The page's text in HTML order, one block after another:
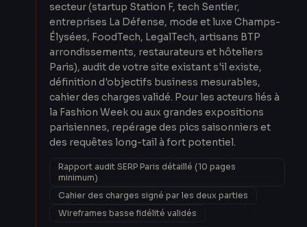
secteur (startup Station F, tech Sentier,
entreprises La Défense, mode et luxe Champs-
Élysées, FoodTech, LegalTech, artisans BTP
arrondissements, restaurateurs et hôteliers
Paris), audit de votre site existant s'il existe,
définition d'objectifs business mesurables,
cahier des charges validé. Pour les acteurs liés à
la Fashion Week ou aux grandes expositions
parisiennes, repérage des pics saisonniers et
des requêtes long-tail à fort potentiel.
Rapport audit SERP Paris détaillé (10 pages
minimum)
Cahier des charges signé par les deux parties
Wireframes basse fidélité validés